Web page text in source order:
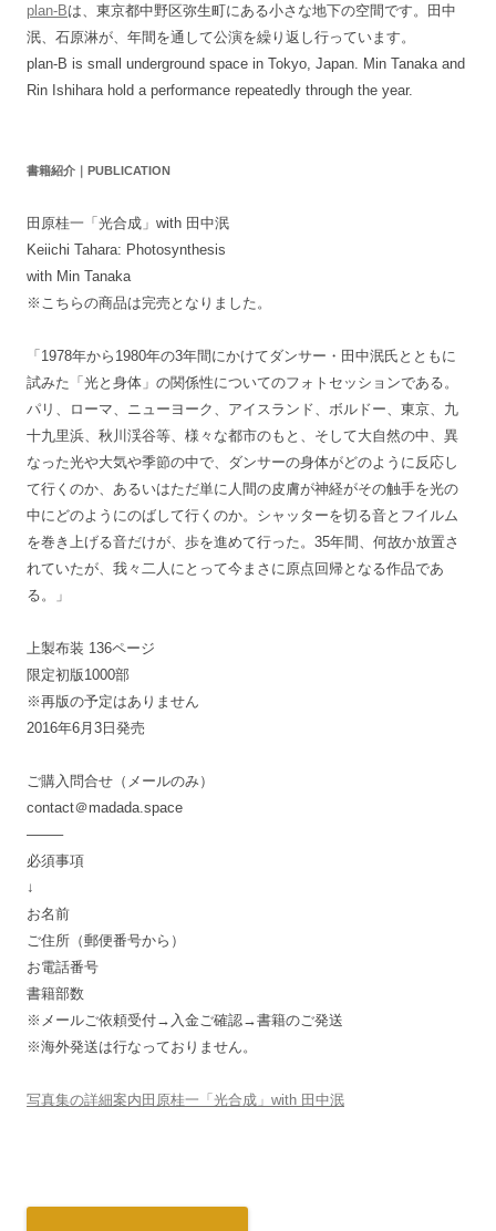
plan-Bは、東京都中野区弥生町にある小さな地下の空間です。田中
泯、石原淋が、年間を通して公演を繰り返し行っています。
plan-B is small underground space in Tokyo, Japan. Min Tanaka and
Rin Ishihara hold a performance repeatedly through the year.
書籍紹介｜PUBLICATION
田原桂一「光合成」with 田中泯
Keiichi Tahara: Photosynthesis
with Min Tanaka
※こちらの商品は完売となりました。
「1978年から1980年の3年間にかけてダンサー・田中泯氏とともに
試みた「光と身体」の関係性についてのフォトセッションである。
パリ、ローマ、ニューヨーク、アイスランド、ボルドー、東京、九
十九里浜、秋川渓谷等、様々な都市のもと、そして大自然の中、異
なった光や大気や季節の中で、ダンサーの身体がどのように反応し
て行くのか、あるいはただ単に人間の皮膚が神経がその触手を光の
中にどのようにのばして行くのか。シャッターを切る音とフイルム
を巻き上げる音だけが、歩を進めて行った。35年間、何故か放置さ
れていたが、我々二人にとって今まさに原点回帰となる作品であ
る。」
上製布装 136ページ
限定初版1000部
※再版の予定はありません
2016年6月3日発売
ご購入問合せ（メールのみ）
contact＠madada.space
——–
必須事項
↓
お名前
ご住所（郵便番号から）
お電話番号
書籍部数
※メールご依頼受付→入金ご確認→書籍のご発送
※海外発送は行なっておりません。
写真集の詳細案内田原桂一「光合成」with 田中泯